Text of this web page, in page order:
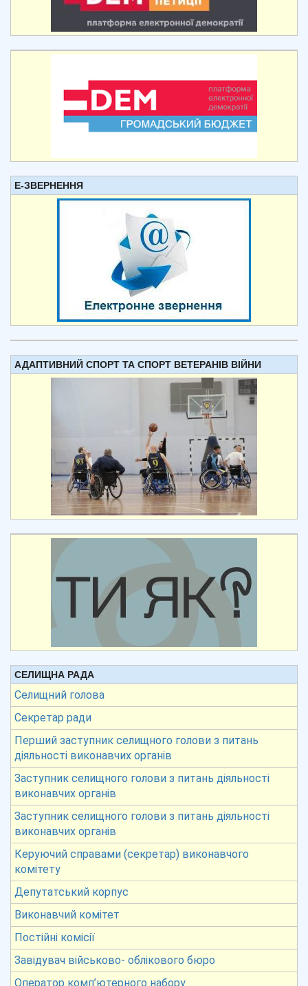
Е-ЗВЕРНЕННЯ
АДАПТИВНИЙ СПОРТ ТА СПОРТ ВЕТЕРАНІВ ВІЙНИ
СЕЛИЩНА РАДА
Селищний голова
Секретар ради
Перший заступник селищного голови з питань
діяльності виконавчих органів
Заступник селищного голови з питань діяльності
виконавчих органів
Заступник селищного голови з питань діяльності
виконавчих органів
Керуючий справами (секретар) виконавчого
комітету
Депутатський корпус
Виконавчий комітет
Постійні комісії
Завідувач військово- облікового бюро
Оператор комп’ютерного набору